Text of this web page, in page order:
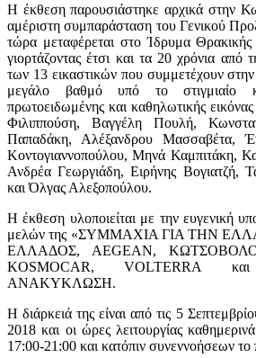
Η έκθεση παρουσιάστηκε αρχικά στην
αμέριστη συμπαράσταση του Γενικού
τώρα μεταφέρεται στο Ίδρυμα
γιορτάζοντας έτσι και τα 20 χρόνια από
των 13 εικαστικών που συμμετέχουν
μεγάλο βαθμό υπό το στιγμιαίο
πρωτοειδωμένης και καθηλωτικής εικόνας
Φιλιππούση, Βαγγέλη Πουλή,
Παπαδάκη, Αλέξανδρου Μασσαβέτα,
Κοντογιαννοπούλου, Μηνά Καμπιτάκη,
Ανδρέα Γεωργιάδη, Ειρήνης Βογιατζή,
και Όλγας Αλεξοπούλου.
Η έκθεση υλοποιείται με την ευγενική
μελών της «ΣΥΜΜΑΧΙΑ ΓΙΑ ΤΗΝ
ΕΛΛΑΔΟΣ, AEGEAN,
KOSMOCAR, VOLTERRA
ΑΝΑΚΥΚΛΩΣΗ.
Η διάρκειά της είναι από τις 5
2018 και οι ώρες λειτουργίας
17:00-21:00 και κατόπιν συνεννοήσεων